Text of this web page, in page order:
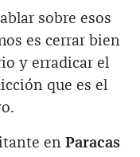
sobre esos
es cerrar bien
y erradicar el
que es el
en Paracas